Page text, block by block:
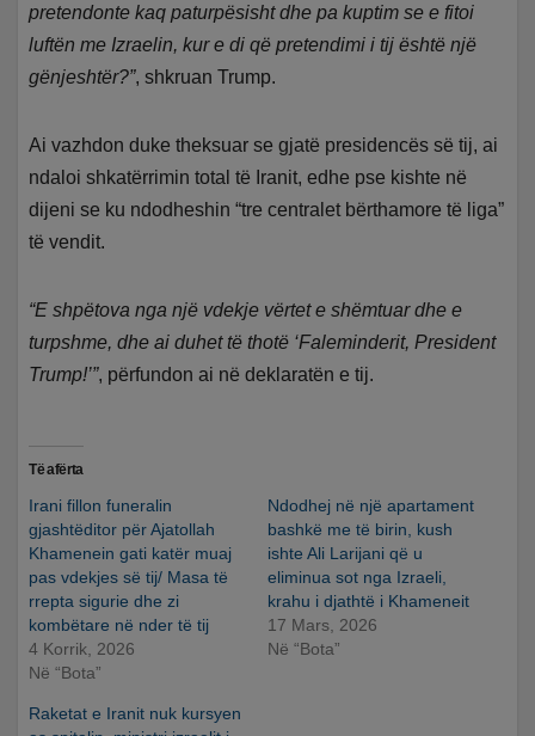
pretendonte kaq paturpësisht dhe pa kuptim se e fitoi
luftën me Izraelin, kur e di që pretendimi i tij është një
gënjeshtër?”, shkruan Trump.
Ai vazhdon duke theksuar se gjatë presidencës së tij, ai
ndaloi shkatërrimin total të Iranit, edhe pse kishte në
dijeni se ku ndodheshin “tre centralet bërthamore të liga”
të vendit.
“E shpëtova nga një vdekje vërtet e shëmtuar dhe e
turpshme, dhe ai duhet të thotë ‘Faleminderit, President
Trump!’”, përfundon ai në deklaratën e tij.
Të afërta
Irani fillon funeralin
gjashtëditor për Ajatollah
Khamenein gati katër muaj
pas vdekjes së tij/ Masa të
rrepta sigurie dhe zi
kombëtare në nder të tij
4 Korrik, 2026
Në “Bota”
Ndodhej në një apartament
bashkë me të birin, kush
ishte Ali Larijani që u
eliminua sot nga Izraeli,
krahu i djathtë i Khameneit
17 Mars, 2026
Në “Bota”
Raketat e Iranit nuk kursyen